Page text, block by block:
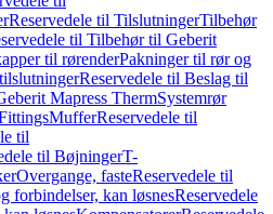
Reservedele til TilslutningerTilbehør
til Tilbehør til Geberit
til rørenderPakninger til rør og
Reservedele til Beslag til
Mapress ThermSystemrør
MufferReservedele til
til
til BøjningerT-
Overgange, fasteReservedele til
forbindelser, kan løsnesReservedele